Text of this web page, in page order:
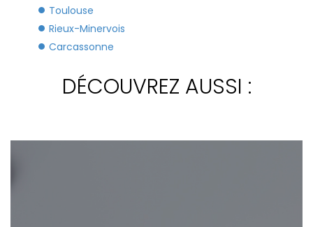
Toulouse
Rieux-Minervois
Carcassonne
DÉCOUVREZ AUSSI :